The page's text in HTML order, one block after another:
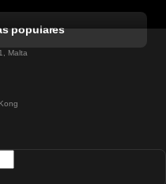
Lagos
Madrid
populares
Malta